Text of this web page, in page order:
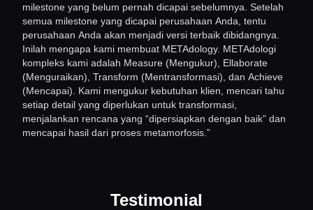
milestone yang belum pernah dicapai sebelumnya. Setelah
semua milestone yang dicapai perusahaan Anda, tentu
perusahaan Anda akan menjadi versi terbaik dibidangnya.
Inilah mengapa kami membuat METAdology. METAdologi
kompleks kami adalah Measure (Mengukur), Ellaborate
(Menguraikan), Transform (Mentransformasi), dan Achieve
(Mencapai). Kami mengukur kebutuhan klien, mencari tahu
setiap detail yang diperlukan untuk transformasi,
menjalankan rencana yang “dipersiapkan dengan baik” dan
mencapai hasil dari proses metamorfosis.”
Testimonial